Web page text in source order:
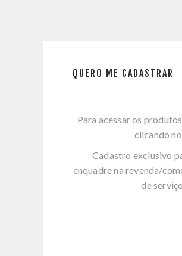
QUERO ME CADASTRAR
Para acessar os
clicando
Cadastro exclusivo
enquadre na revenda/
de